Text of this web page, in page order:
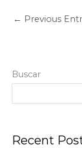
← Previous
Buscar
Recent